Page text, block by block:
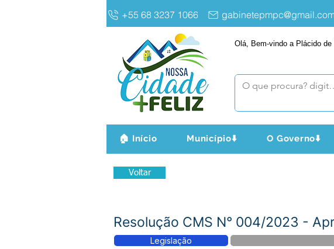
+55 68 3237 1066
Olá, Bem-vindo a Plácido de
🏠 Início Município⬇️ O Governo⬇️
Voltar
Resolução CMS N° 004/2023 -
Legislação